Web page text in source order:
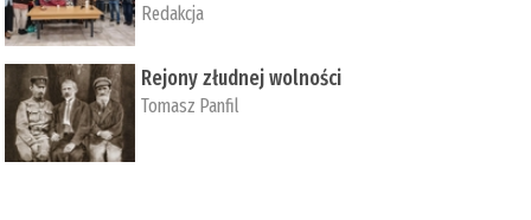
Redakcja
Rejony złudnej wolności
Tomasz Panfil